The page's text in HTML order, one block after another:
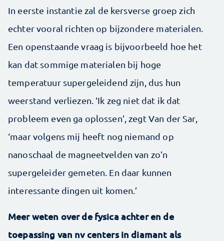
In eerste instantie zal de kersverse groep zich
echter vooral richten op bijzondere materialen.
Een openstaande vraag is bijvoorbeeld hoe het
kan dat sommige materialen bij hoge
temperatuur supergeleidend zijn, dus hun
weerstand verliezen. ‘Ik zeg niet dat ik dat
probleem even ga oplossen’, zegt Van der Sar,
‘maar volgens mij heeft nog niemand op
nanoschaal de magneetvelden van zo’n
supergeleider gemeten. En daar kunnen
interessante dingen uit komen.’
Meer weten over de fysica achter en de
toepassing van nv centers in diamant als